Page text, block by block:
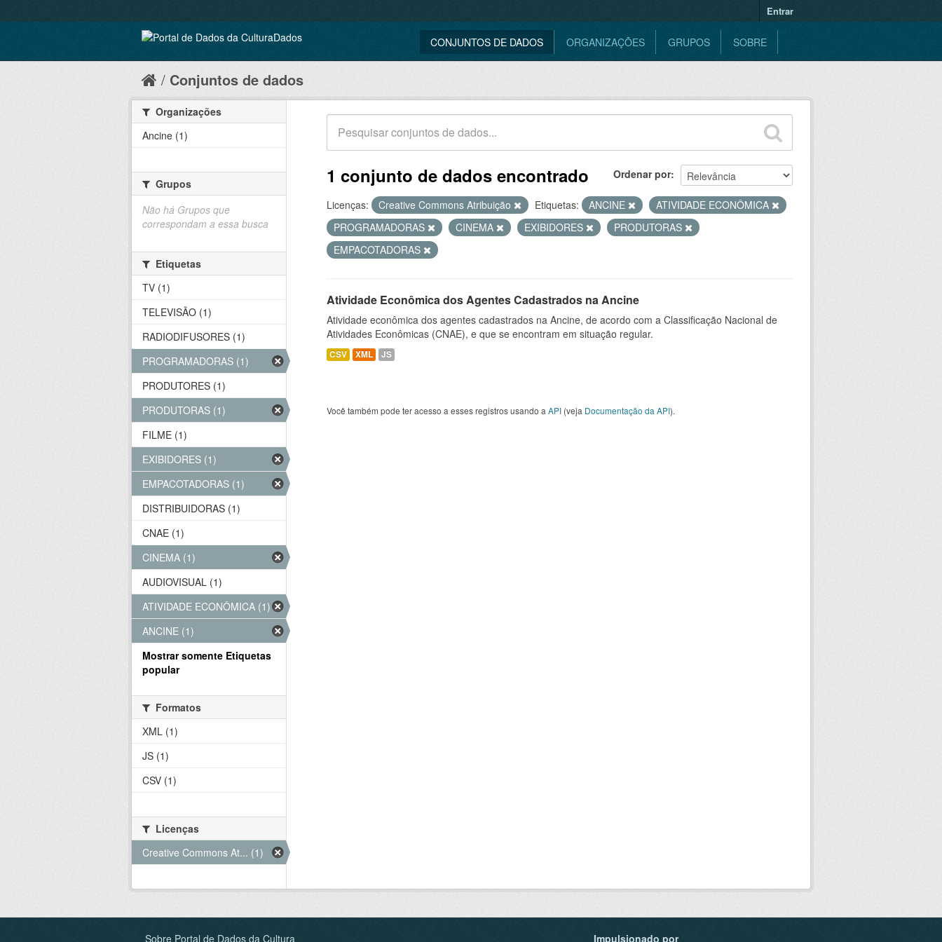
Entrar
CONJUNTOS DE DADOS ORGANIZAÇÕES GRUPOS SOBRE
Conjuntos de dados
Ordenar por
1 conjunto de dados encontrado
Licenças: Creative Commons Atribuição Etiquetas: ANCINE
ATIVIDADE ECONÔMICA
PROGRAMADORAS
CINEMA EXIBIDORES
PRODUTORAS
EMPACOTADORAS
Atividade Econômica dos Agentes Cadastrados na Ancine
Atividade econômica dos agentes cadastrados na Ancine, de acordo com a Classificação Nacional de
Atividades Econômicas (CNAE), e que se encontram em situação regular.
CSV XML JS
Você também pode ter acesso a esses registros usando a API (veja Documentação da API).
Organizações
Ancine (1)
Grupos
Não há Grupos que
correspondam a essa busca
Etiquetas
TV (1)
TELEVISÃO (1)
RADIODIFUSORES (1)
PROGRAMADORAS (1)
PRODUTORES (1)
PRODUTORAS (1)
FILME (1)
EXIBIDORES (1)
EMPACOTADORAS (1)
DISTRIBUIDORAS (1)
CNAE (1)
CINEMA (1)
AUDIOVISUAL (1)
ATIVIDADE ECONÔMICA (1)
ANCINE (1)
Mostrar somente Etiquetas
popular
Formatos
XML (1)
JS (1)
CSV (1)
Licenças
Creative Commons At... (1)
Sobre Portal de Dados da Cultura Impulsionado por